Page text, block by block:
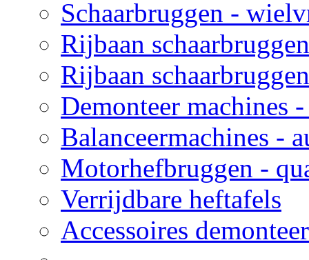
Schaarbruggen -
Rijbaan
Rijbaan
Demonteer machines
Balanceermachines -
Motorhefbruggen -
Verrijdbare heftafels
Accessoires